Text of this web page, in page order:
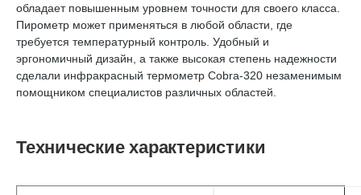
обладает повышенным уровнем точности для своего класса.
Пирометр может применяться в любой области, где
требуется температурный контроль. Удобный и
эргономичный дизайн, а также высокая степень надежности
сделали инфракрасный термометр Cobra-320 незаменимым
помощником специалистов различных областей.
Технические характеристики